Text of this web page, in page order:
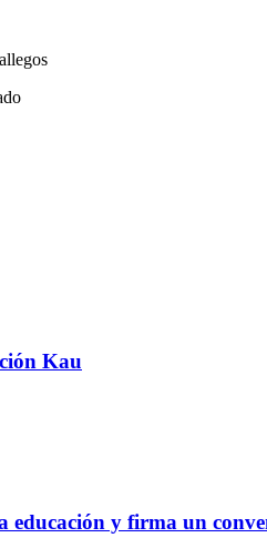
Kau
y firma un